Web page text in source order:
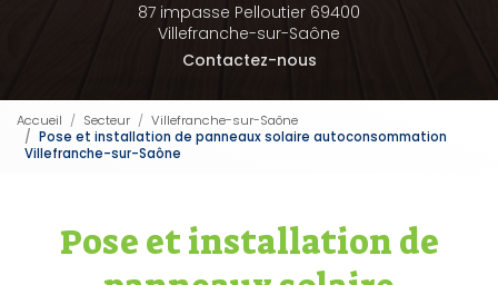
87 impasse Pelloutier 69400
Villefranche-sur-Saône
Contactez-nous
Accueil Secteur
Villefranche-sur-Saône
Pose et installation de panneaux solaire autoconsommation
Villefranche-sur-Saône
Pose et installation de